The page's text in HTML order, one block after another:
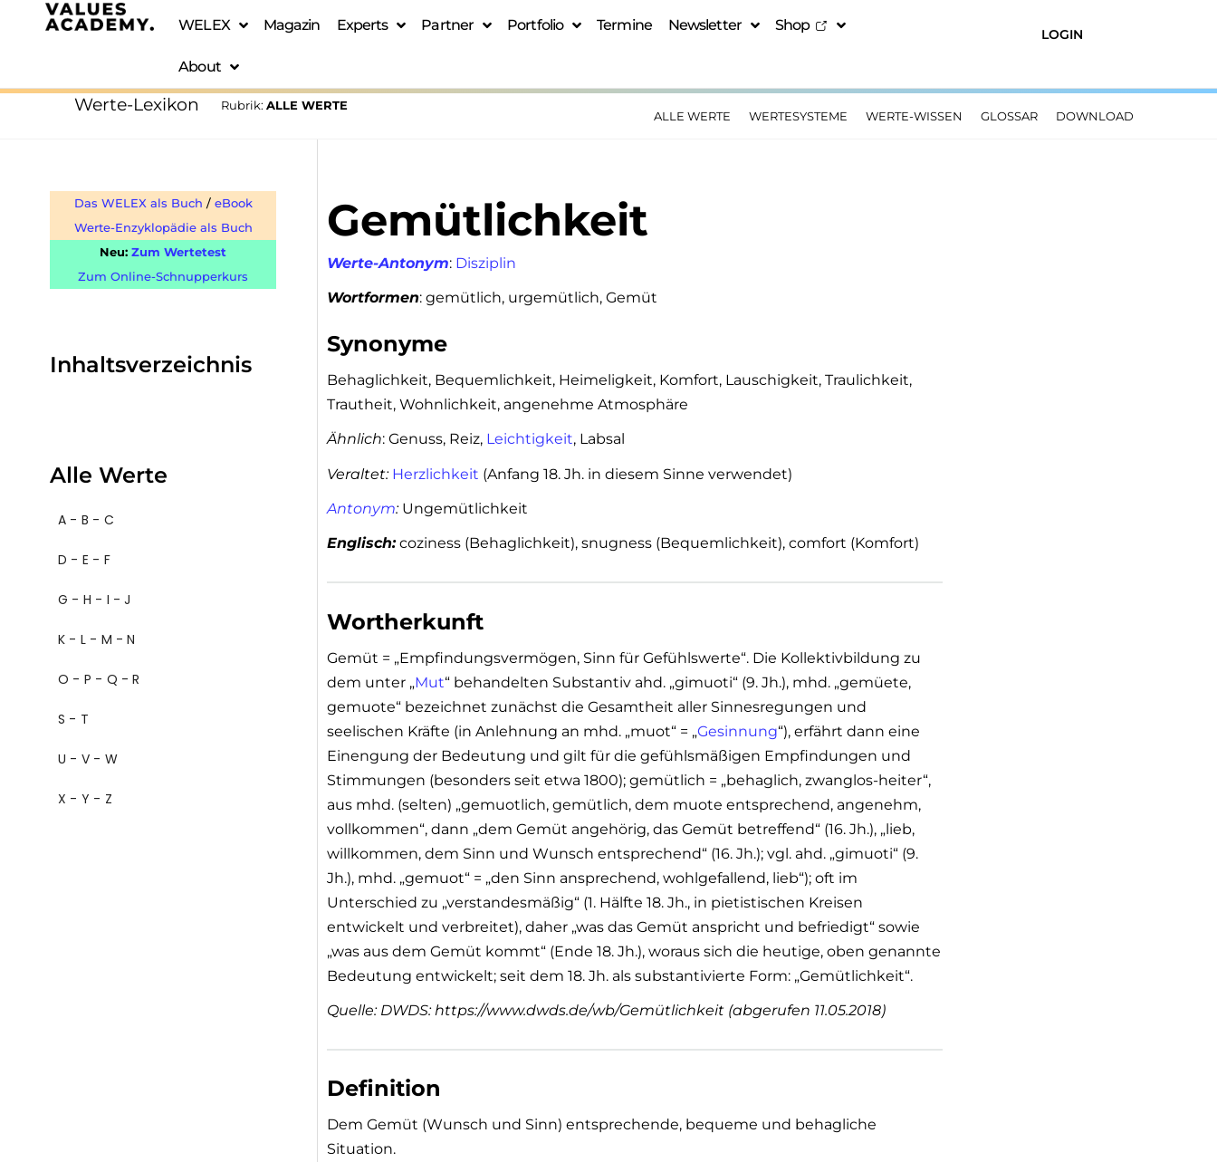
WELEX Magazin Experts Partner Portfolio Termine Newsletter Shop
About
LOGIN
Werte-Lexikon Rubrik: ALLE WERTE
ALLE WERTE WERTESYSTEME WERTE-WISSEN GLOSSAR DOWNLOAD
Das WELEX als Buch / eBook
Werte-Enzyklopädie als Buch
Neu:Zum Wertetest
Zum Online-Schnupperkurs
Inhaltsverzeichnis
Alle Werte
A - B - C
D - E - F
G - H - I - J
K - L - M - N
O - P - Q - R
S - T
U - V - W
X - Y - Z
Gemütlichkeit
Werte-Antonym: Disziplin
Wortformen: gemütlich, urgemütlich, Gemüt
Synonyme
Behaglichkeit, Bequemlichkeit, Heimeligkeit, Komfort, Lauschigkeit, Traulichkeit,
Trautheit, Wohnlichkeit, angenehme Atmosphäre
Ähnlich: Genuss, Reiz, Leichtigkeit, Labsal
Veraltet: Herzlichkeit (Anfang 18. Jh. in diesem Sinne verwendet)
Antonym:Ungemütlichkeit
Englisch:coziness (Behaglichkeit), snugness (Bequemlichkeit), comfort (Komfort)
Wortherkunft
Gemüt = „Empfindungsvermögen, Sinn für Gefühlswerte“. Die Kollektivbildung zu
dem unter „Mut“ behandelten Substantiv ahd. „gimuoti“ (9. Jh.), mhd. „gemüete,
gemuote“ bezeichnet zunächst die Gesamtheit aller Sinnesregungen und
seelischen Kräfte (in Anlehnung an mhd. „muot“ = „Gesinnung“), erfährt dann eine
Einengung der Bedeutung und gilt für die gefühlsmäßigen Empfindungen und
Stimmungen (besonders seit etwa 1800); gemütlich = „behaglich, zwanglos-heiter“,
aus mhd. (selten) „gemuotlich, gemütlich, dem muote entsprechend, angenehm,
vollkommen“, dann „dem Gemüt angehörig, das Gemüt betreffend“ (16. Jh.), „lieb,
willkommen, dem Sinn und Wunsch entsprechend“ (16. Jh.); vgl. ahd. „gimuoti“ (9.
Jh.), mhd. „gemuot“ = „den Sinn ansprechend, wohlgefallend, lieb“); oft im
Unterschied zu „verstandesmäßig“ (1. Hälfte 18. Jh., in pietistischen Kreisen
entwickelt und verbreitet), daher „was das Gemüt anspricht und befriedigt“ sowie
„was aus dem Gemüt kommt“ (Ende 18. Jh.), woraus sich die heutige, oben genannte
Bedeutung entwickelt; seit dem 18. Jh. als substantivierte Form: „Gemütlichkeit“.
Quelle: DWDS: https://www.dwds.de/wb/Gemütlichkeit (abgerufen 11.05.2018)
Definition
Dem Gemüt (Wunsch und Sinn) entsprechende, bequeme und behagliche
Situation.